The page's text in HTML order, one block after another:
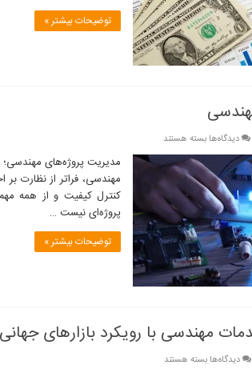
در
توسعه
و
رشد
اقتصادی
توضیحات بیشتر »
دیدگاه‌ها برای
مدیریت
پروژه‌های
مهندسی
بسته هستند
مدیریت پروژه‌های
مهندسی، فراتر از نظارت
کنترل کیفیت و از همه
پروژه‌ای نیست …
توضیحات بیشتر »
مهندسی با رویکرد بازارهای جهانی
دیدگاه‌ها برای
بسته هستند